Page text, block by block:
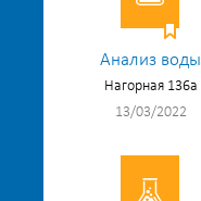
Анализ воды
Нагорная 136а
13/03/2022